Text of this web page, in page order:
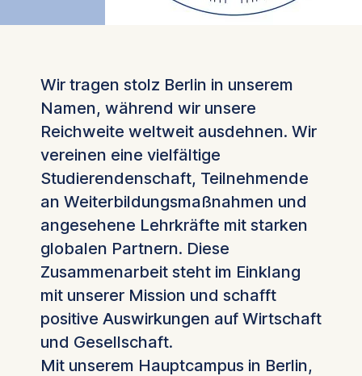
Wir tragen stolz Berlin in unserem
Namen, während wir unsere
Reichweite weltweit ausdehnen. Wir
vereinen eine vielfältige
Studierendenschaft, Teilnehmende
an Weiterbildungsmaßnahmen und
angesehene Lehrkräfte mit starken
globalen Partnern. Diese
Zusammenarbeit steht im Einklang
mit unserer Mission und schafft
positive Auswirkungen auf Wirtschaft
und Gesellschaft.
Mit unserem Hauptcampus in Berlin,